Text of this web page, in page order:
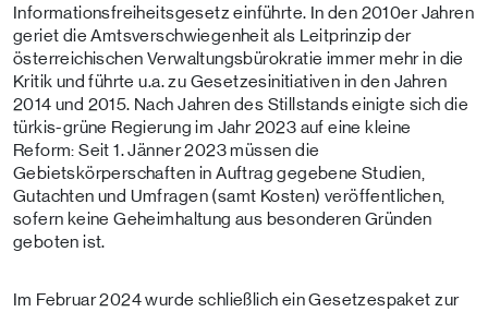
Informationsfreiheitsgesetz einführte. In den 2010er Jahren
geriet die Amtsverschwiegenheit als Leitprinzip der
österreichischen Verwaltungsbürokratie immer mehr in die
Kritik und führte u.a. zu Gesetzesinitiativen in den Jahren
2014 und 2015. Nach Jahren des Stillstands einigte sich die
türkis-grüne Regierung im Jahr 2023 auf eine kleine
Reform: Seit 1. Jänner 2023 müssen die
Gebietskörperschaften in Auftrag gegebene Studien,
Gutachten und Umfragen (samt Kosten) veröffentlichen,
sofern keine Geheimhaltung aus besonderen Gründen
geboten ist.
Im Februar 2024 wurde schließlich ein Gesetzespaket zur